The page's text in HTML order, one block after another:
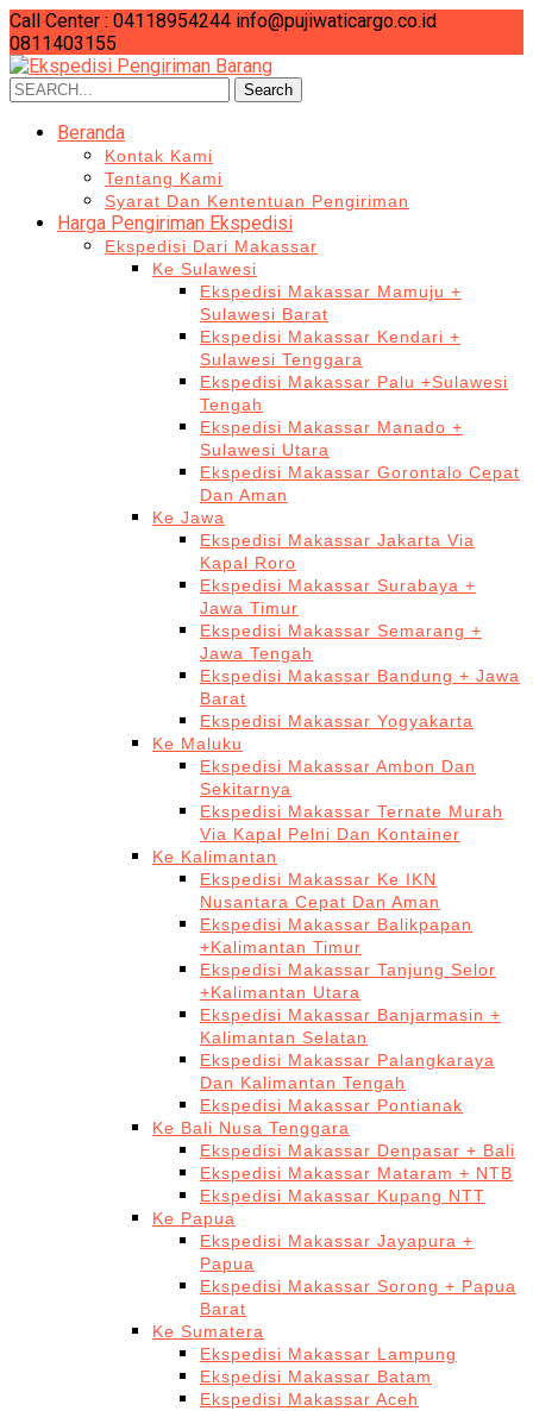
Call Center : 04118954244 info@pujiwaticargo.co.id
0811403155
Search
for:
Search
Beranda
Kontak Kami
Tentang Kami
Syarat Dan Kententuan Pengiriman
Harga Pengiriman Ekspedisi
Ekspedisi Dari Makassar
Ke Sulawesi
Ekspedisi Makassar Mamuju +
Sulawesi Barat
Ekspedisi Makassar Kendari +
Sulawesi Tenggara
Ekspedisi Makassar Palu +Sulawesi
Tengah
Ekspedisi Makassar Manado +
Sulawesi Utara
Ekspedisi Makassar Gorontalo Cepat
Dan Aman
Ke Jawa
Ekspedisi Makassar Jakarta Via
Kapal Roro
Ekspedisi Makassar Surabaya +
Jawa Timur
Ekspedisi Makassar Semarang +
Jawa Tengah
Ekspedisi Makassar Bandung + Jawa
Barat
Ekspedisi Makassar Yogyakarta
Ke Maluku
Ekspedisi Makassar Ambon Dan
Sekitarnya
Ekspedisi Makassar Ternate Murah
Via Kapal Pelni Dan Kontainer
Ke Kalimantan
Ekspedisi Makassar Ke IKN
Nusantara Cepat Dan Aman
Ekspedisi Makassar Balikpapan
+Kalimantan Timur
Ekspedisi Makassar Tanjung Selor
+Kalimantan Utara
Ekspedisi Makassar Banjarmasin +
Kalimantan Selatan
Ekspedisi Makassar Palangkaraya
Dan Kalimantan Tengah
Ekspedisi Makassar Pontianak
Ke Bali Nusa Tenggara
Ekspedisi Makassar Denpasar + Bali
Ekspedisi Makassar Mataram + NTB
Ekspedisi Makassar Kupang NTT
Ke Papua
Ekspedisi Makassar Jayapura +
Papua
Ekspedisi Makassar Sorong + Papua
Barat
Ke Sumatera
Ekspedisi Makassar Lampung
Ekspedisi Makassar Batam
Ekspedisi Makassar Aceh